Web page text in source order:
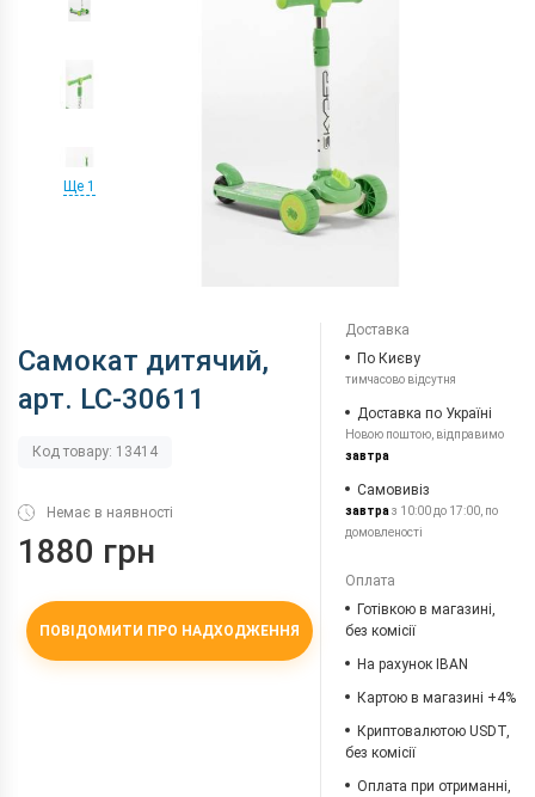
Ще 1
Самокат дитячий,
арт. LC-30611
Код товару: 13414
Немає в наявності
1880 грн
ПОВІДОМИТИ ПРО НАДХОДЖЕННЯ
Доставка
По Києву
тимчасово відсутня
Доставка по Україні
Новою поштою, відправимо
завтра
Самовивіз
завтраз 10:00 до 17:00, по
домовленості
Оплата
Готівкою в магазині,
без комісії
На рахунок IBAN
Картою в магазині +4%
Криптовалютою USDT,
без комісії
Оплата при отриманні,